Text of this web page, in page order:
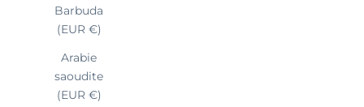
Barbuda
(EUR €)
Arabie
saoudite
(EUR €)